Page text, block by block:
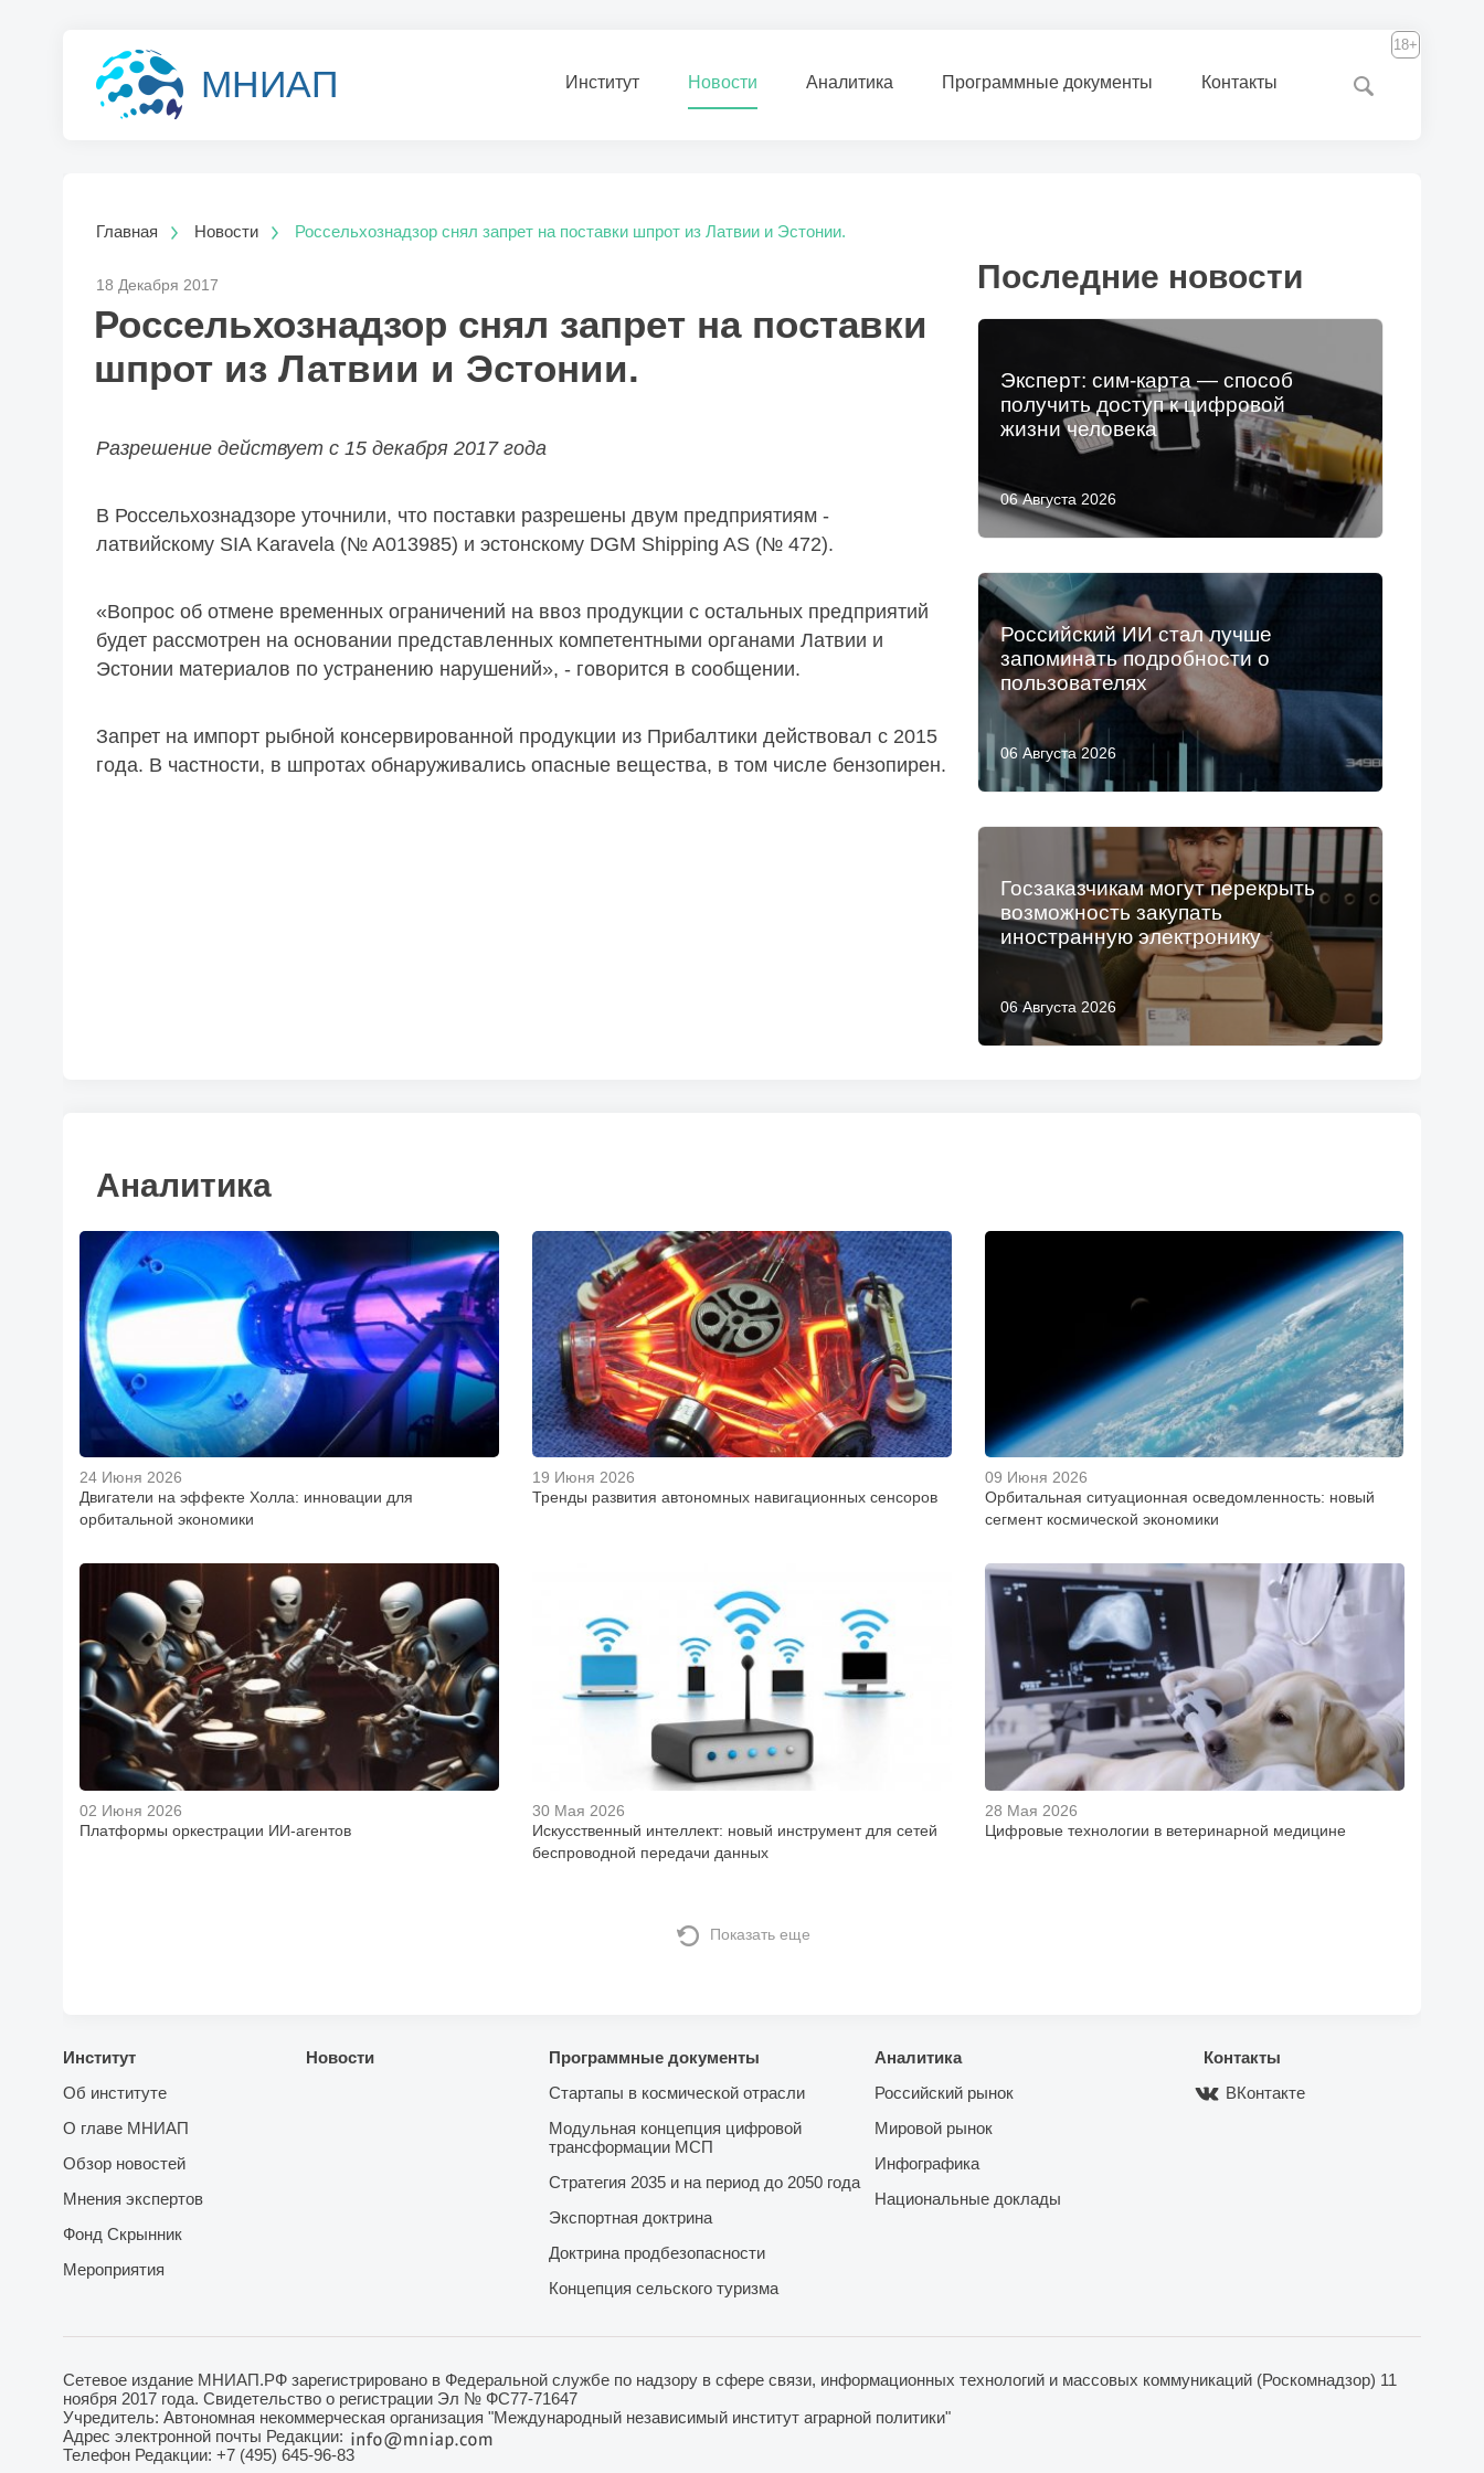
МНИАП Институт Новости Аналитика Программные документы Контакты
18+
Главная Новости Россельхознадзор снял запрет на поставки шпрот из Латвии и Эстонии.
18 Декабря 2017
Россельхознадзор снял запрет на поставки
шпрот из Латвии и Эстонии.
Разрешение действует с 15 декабря 2017 года
В Россельхознадзоре уточнили, что поставки разрешены двум предприятиям -
латвийскому SIA Karavela (№ A013985) и эстонскому DGM Shipping AS (№ 472).
«Вопрос об отмене временных ограничений на ввоз продукции с остальных предприятий
будет рассмотрен на основании представленных компетентными органами Латвии и
Эстонии материалов по устранению нарушений», - говорится в сообщении.
Запрет на импорт рыбной консервированной продукции из Прибалтики действовал с 2015
года. В частности, в шпротах обнаруживались опасные вещества, в том числе бензопирен.
Последние новости
06 Августа 2026
Эксперт: сим-карта — способ
получить доступ к цифровой
жизни человека
06 Августа 2026
Российский ИИ стал лучше
запоминать подробности о
пользователях
06 Августа 2026
Госзаказчикам могут перекрыть
возможность закупать
иностранную электронику
Аналитика
24 Июня 2026
Двигатели на эффекте Холла: инновации для
орбитальной экономики
19 Июня 2026
Тренды развития автономных навигационных сенсоров
09 Июня 2026
Орбитальная ситуационная осведомленность: новый
сегмент космической экономики
02 Июня 2026
Платформы оркестрации ИИ-агентов
30 Мая 2026
Искусственный интеллект: новый инструмент для сетей
беспроводной передачи данных
28 Мая 2026
Цифровые технологии в ветеринарной медицине
Показать еще
Институт
Об институте
О главе МНИАП
Обзор новостей
Мнения экспертов
Фонд Скрынник
Мероприятия
Новости
Программные документы
Стартапы в космической отрасли
Модульная концепция цифровой
трансформации МСП
Стратегия 2035 и на период до 2050 года
Экспортная доктрина
Доктрина продбезопасности
Концепция сельского туризма
Аналитика
Российский рынок
Мировой рынок
Инфографика
Национальные доклады
Контакты
ВКонтакте
Сетевое издание МНИАП.РФ зарегистрировано в Федеральной службе по надзору в сфере связи, информационных технологий и массовых коммуникаций (Роскомнадзор) 11
ноября 2017 года. Свидетельство о регистрации Эл № ФС77-71647
Учредитель: Автономная некоммерческая организация "Международный независимый институт аграрной политики"
Адрес электронной почты Редакции:
Телефон Редакции: +7 (495) 645-96-83